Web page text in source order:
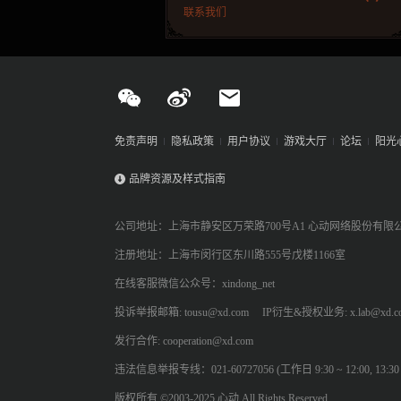
联系我们
免责声明 隐私政策 用户协议 游戏大厅 论坛 阳光
品牌资源及样式指南
公司地址：上海市静安区万荣路700号A1 心动网络股份有限
注册地址：上海市闵行区东川路555号戊楼1166室
在线客服微信公众号：xindong_net
投诉举报邮箱: tousu@xd.com IP衍生&授权业务:
发行合作: cooperation@xd.com
违法信息举报专线：021-60727056 (工作日 9:30 ~ 12:00, 13:30
版权所有 ©2003-2025 心动 All Rights Reserved